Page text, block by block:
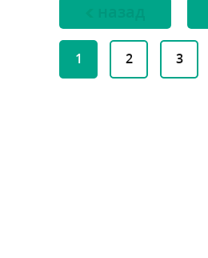
1 2 3